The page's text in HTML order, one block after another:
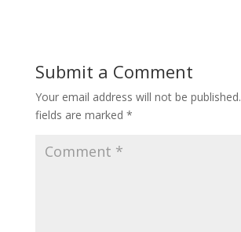
Submit a Comment
Your email address will not be published.
fields are marked *